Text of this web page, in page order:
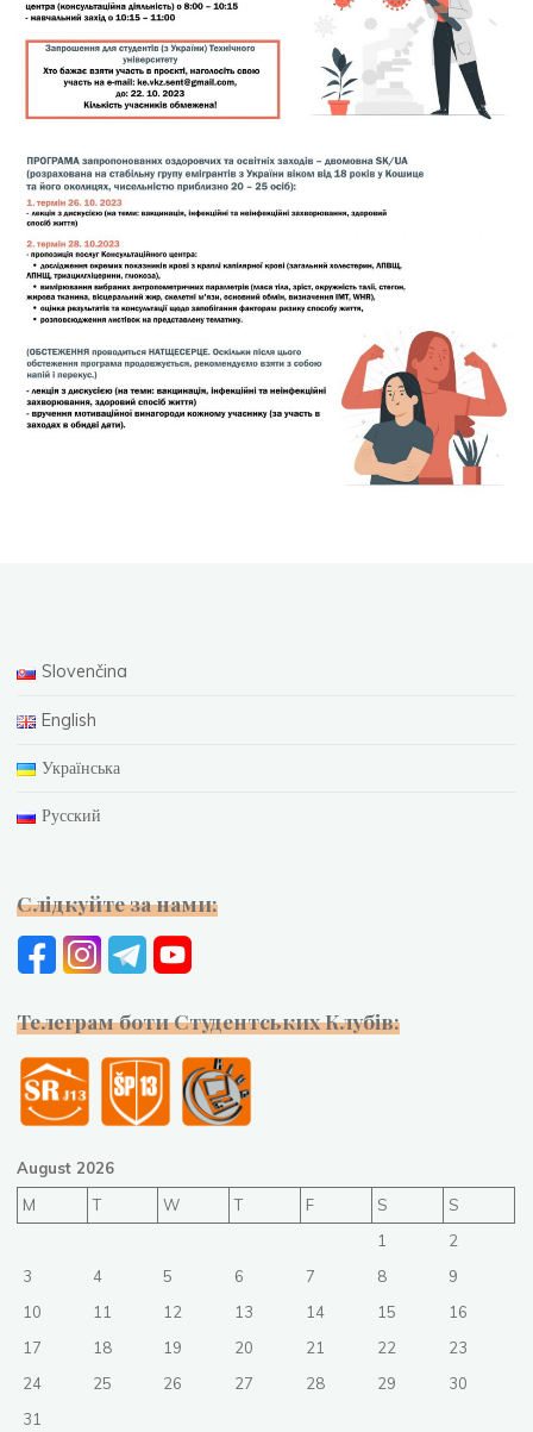
Slovenčina
English
Українська
Русский
Слідкуйте за нами:
Телеграм боти Студентських Клубів:
August 2026
M
T W T F S
S
1
2
3
4 5 6 7 8
9
10
11 12 13 14 15
16
17
18 19 20 21 22
23
24
25 26 27 28 29
30
31